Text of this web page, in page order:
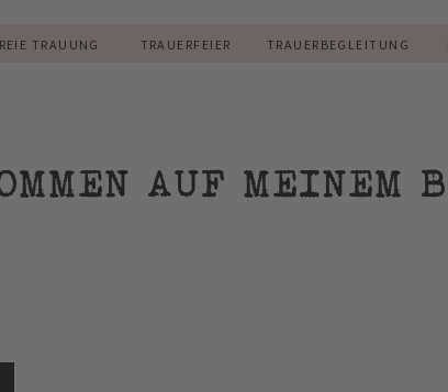
TRAUUNG TRAUERFEIER TRAUERBEGLEITUNG
AUF MEINEM